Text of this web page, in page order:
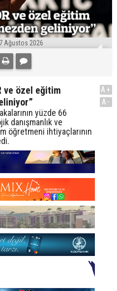
Ağustos 2026
ve özel eğitim
yüzde 66
danışmanlık ve
öğretmeni ihtiyaçlarının
A+
A-